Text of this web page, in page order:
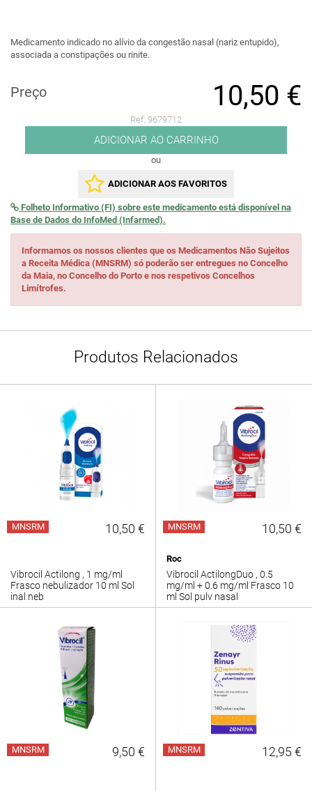
Medicamento indicado no alívio da congestão nasal (nariz entupido),
associada a constipações ou rinite.
Preço 10,50 €
Ref. 9679712
ADICIONAR AO CARRINHO
ou
ADICIONAR AOS FAVORITOS
Folheto Informativo (FI) sobre este medicamento está disponível na
Base de Dados do InfoMed (Infarmed).
Informamos os nossos clientes que os Medicamentos Não Sujeitos
a Receita Médica (MNSRM) só poderão ser entregues no Concelho
da Maia, no Concelho do Porto e nos respetivos Concelhos
Limítrofes.
Produtos Relacionados
MNSRM 10,50 €
Vibrocil Actilong , 1 mg/ml
Frasco nebulizador 10 ml Sol
inal neb
MNSRM 10,50 €
Roc
Vibrocil ActilongDuo , 0.5
mg/ml + 0.6 mg/ml Frasco 10
ml Sol pulv nasal
MNSRM 9,50 € MNSRM 12,95 €